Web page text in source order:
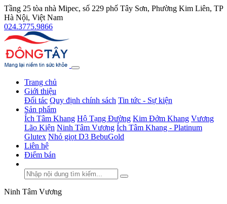
Tầng 25 tòa nhà Mipec, số 229 phố Tây Sơn, Phường Kim Liên, TP
Hà Nội, Việt Nam
024.3775.9866
Trang chủ
Giới thiệu
Đối tác Quy định chính sách Tin tức - Sự kiện
Sản phẩm
Ích Tâm Khang Hộ Tạng Đường Kim Đởm Khang Vương
Lão Kiện Ninh Tâm Vương Ích Tâm Khang - Platinum
Glutex Nhỏ giọt D3 BebuGold
Liên hệ
Điểm bán
Ninh Tâm Vương